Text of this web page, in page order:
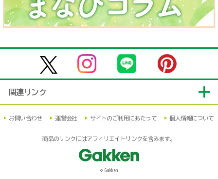
関連リンク
お問い合わせ 運営会社 サイトのご利用にあたって 個人情報について
商品のリンクにはアフィリエイトリンクを含みます。
© Gakken